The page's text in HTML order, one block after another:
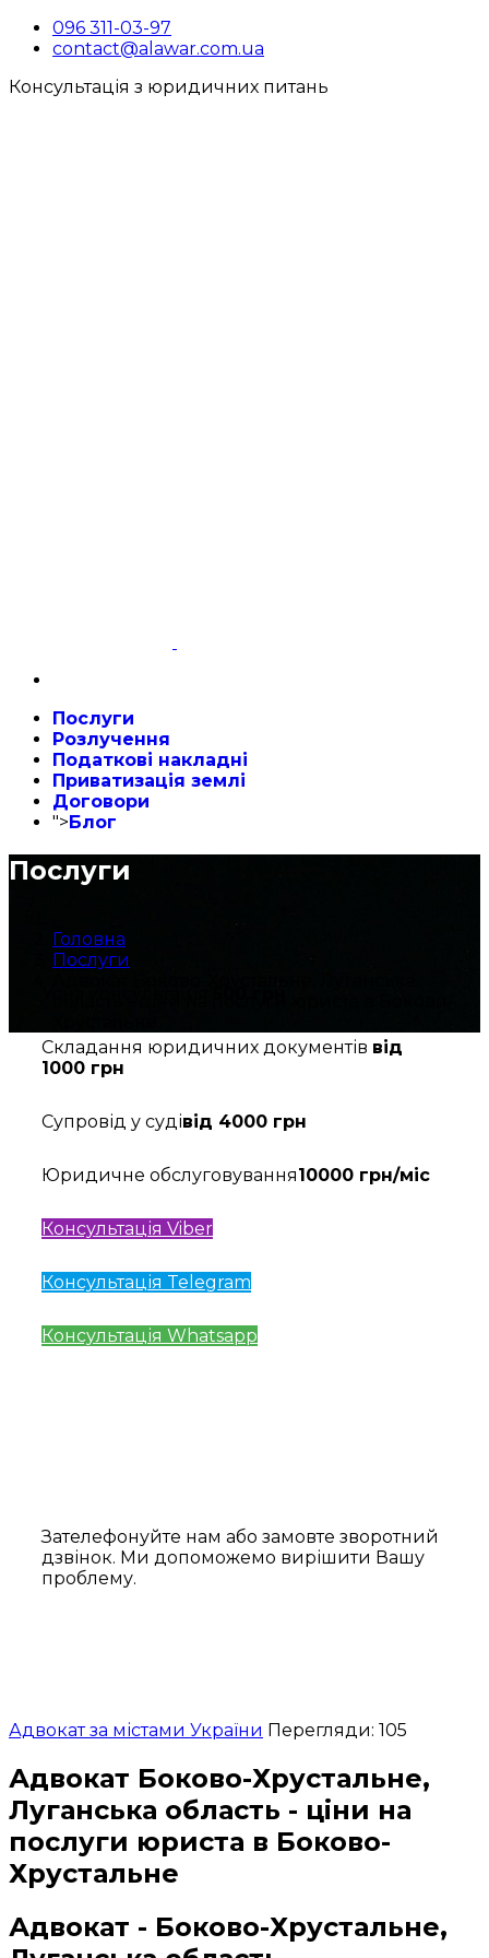
096 311-03-97
contact@alawar.com.ua
Консультація з юридичних питань
Послуги
Розлучення
Податкові накладні
Приватизація землі
Договори
">Блог
Послуги
Головна
Послуги
Складання юридичних документів від
1000 грн
Супровід у судівід 4000 грн
Юридичне обслуговування10000 грн/міс
Консультація Viber
Консультація Telegram
Консультація Whatsapp
Зателефонуйте нам або замовте зворотний
дзвінок. Ми допоможемо вирішити Вашу
проблему.
Адвокат за містами України Перегляди: 105
Адвокат Боково-Хрустальне,
Луганська область - ціни на
послуги юриста в Боково-
Хрустальне
Адвокат - Боково-Хрустальне,